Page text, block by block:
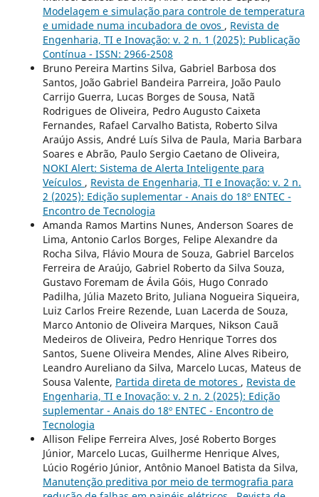
Modelagem e simulação para controle de temperatura
e umidade numa incubadora de ovos , Revista de
Engenharia, TI e Inovação: v. 2 n. 1 (2025): Publicação
Contínua - ISSN: 2966-2508
Bruno Pereira Martins Silva, Gabriel Barbosa dos
Santos, João Gabriel Bandeira Parreira, João Paulo
Carrijo Guerra, Lucas Borges de Sousa, Natã
Rodrigues de Oliveira, Pedro Augusto Caixeta
Fernandes, Rafael Carvalho Batista, Roberto Silva
Araújo Assis, André Luís Silva de Paula, Maria Barbara
Soares e Abrão, Paulo Sergio Caetano de Oliveira,
NOKI Alert: Sistema de Alerta Inteligente para
Veículos , Revista de Engenharia, TI e Inovação: v. 2 n.
2 (2025): Edição suplementar - Anais do 18º ENTEC -
Encontro de Tecnologia
Amanda Ramos Martins Nunes, Anderson Soares de
Lima, Antonio Carlos Borges, Felipe Alexandre da
Rocha Silva, Flávio Moura de Souza, Gabriel Barcelos
Ferreira de Araújo, Gabriel Roberto da Silva Souza,
Gustavo Foremam de Ávila Góis, Hugo Conrado
Padilha, Júlia Mazeto Brito, Juliana Nogueira Siqueira,
Luiz Carlos Freire Rezende, Luan Lacerda de Souza,
Marco Antonio de Oliveira Marques, Nikson Cauã
Medeiros de Oliveira, Pedro Henrique Torres dos
Santos, Suene Oliveira Mendes, Aline Alves Ribeiro,
Leandro Aureliano da Silva, Marcelo Lucas, Mateus de
Sousa Valente, Partida direta de motores , Revista de
Engenharia, TI e Inovação: v. 2 n. 2 (2025): Edição
suplementar - Anais do 18º ENTEC - Encontro de
Tecnologia
Allison Felipe Ferreira Alves, José Roberto Borges
Júnior, Marcelo Lucas, Guilherme Henrique Alves,
Lúcio Rogério Júnior, Antônio Manoel Batista da Silva,
Manutenção preditiva por meio de termografia para